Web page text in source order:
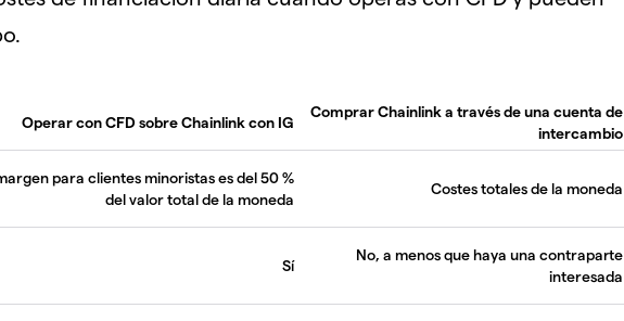
Operar con CFD sobre Chainlink con IG
Comprar Chainlink a través de una cuenta de
intercambio
para clientes minoristas es del 50 %
del valor total de la moneda
Costes totales de la moneda
Sí
No, a menos que haya una contraparte
interesada